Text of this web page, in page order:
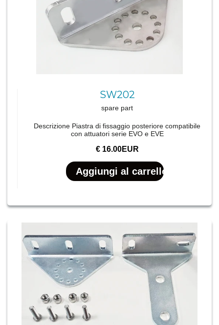
SW202
spare part
Descrizione Piastra di fissaggio posteriore compatibile
con attuatori serie EVO e EVE
€ 16.00EUR